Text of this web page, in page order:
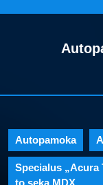
Autopamoka
Specialus „Acura
to seka MDX